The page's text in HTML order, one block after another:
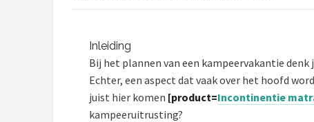
POPULAIRE MERKEN
Inleiding
Bij het plannen van een kampeervakantie
Echter, een aspect dat vaak over het hoofd
juist hier komen [product=Incontinentie
kampeeruitrusting?